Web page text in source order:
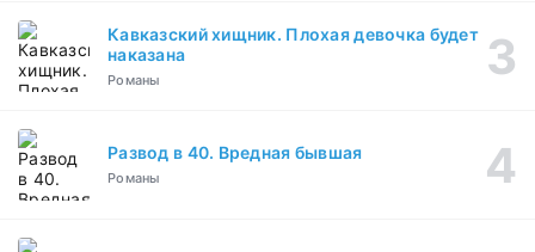
Кавказский хищник. Плохая девочка будет
наказана
Романы
Развод в 40. Вредная бывшая
Романы